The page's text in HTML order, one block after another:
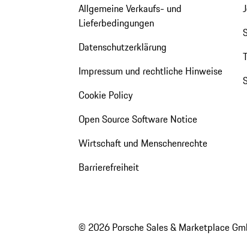
Allgemeine Verkaufs- und
Lieferbedingungen
Datenschutzerklärung
Impressum und rechtliche Hinweise
Cookie Policy
Open Source Software Notice
Wirtschaft und Menschenrechte
Barrierefreiheit
© 2026 Porsche Sales & Marketplace